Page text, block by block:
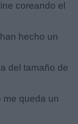
coreando el
hecho un
del tamaño de
me queda un